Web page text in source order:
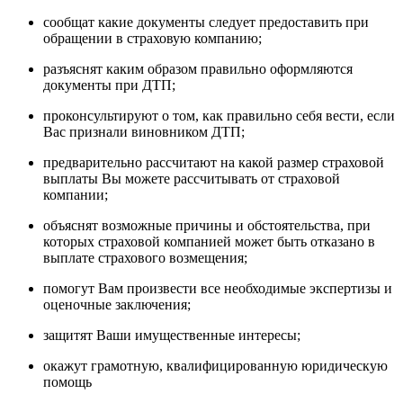
сообщат какие документы следует предоставить при
обращении в страховую компанию;
разъяснят каким образом правильно оформляются
документы при ДТП;
проконсультируют о том, как правильно себя вести, если
Вас признали виновником ДТП;
предварительно рассчитают на какой размер страховой
выплаты Вы можете рассчитывать от страховой
компании;
объяснят возможные причины и обстоятельства, при
которых страховой компанией может быть отказано в
выплате страхового возмещения;
помогут Вам произвести все необходимые экспертизы и
оценочные заключения;
защитят Ваши имущественные интересы;
окажут грамотную, квалифицированную юридическую
помощь